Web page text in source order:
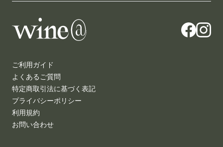
ご利用ガイド
よくあるご質問
特定商取引法に基づく表記
プライバシーポリシー
利用規約
お問い合わせ